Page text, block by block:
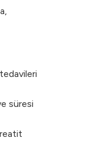
süresi